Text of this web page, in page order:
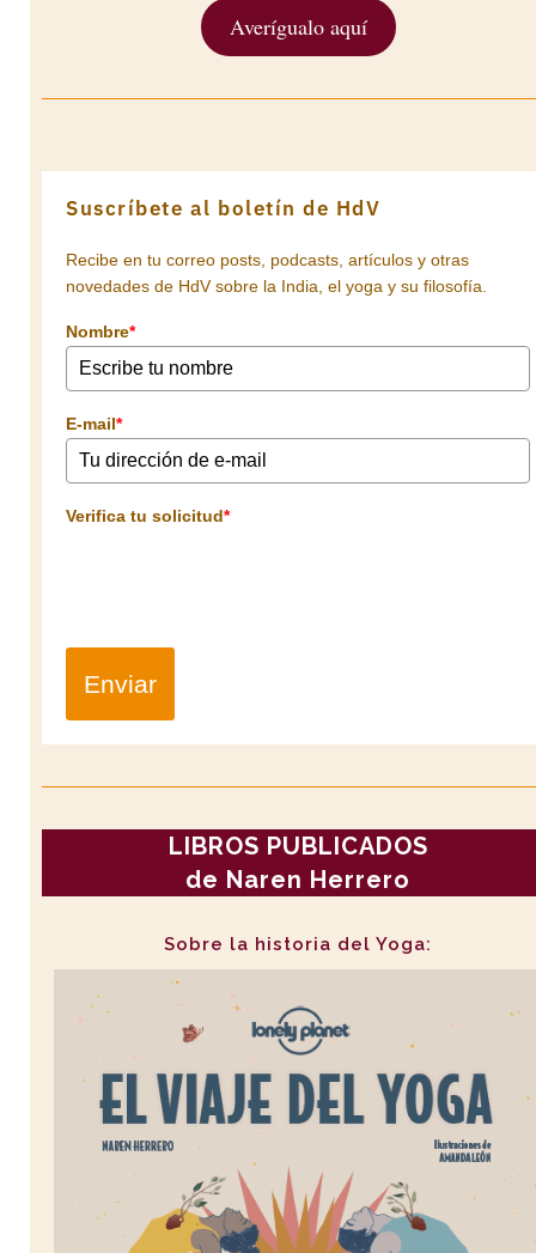
Averígualo aquí
Suscríbete al boletín de HdV
Recibe en tu correo posts, podcasts, artículos y otras
novedades de HdV sobre la India, el yoga y su filosofía.
Nombre*
E-mail*
Verifica tu solicitud*
Enviar
LIBROS PUBLICADOS
de Naren Herrero
Sobre la historia del Yoga: